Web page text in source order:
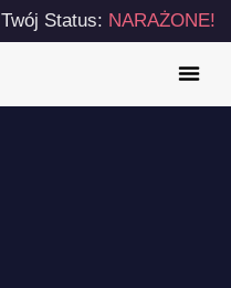
Twój Status: NARAŻONE!